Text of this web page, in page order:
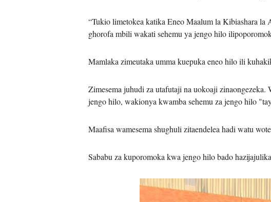
“Tukio limetokea katika Eneo Maalum la Kibiashara
ghorofa mbili wakati sehemu ya jengo hilo
Mamlaka zimeutaka umma kuepuka eneo hilo ili
Zimesema juhudi za utafutaji na uokoaji
jengo hilo, wakionya kwamba sehemu za jengo hilo
Maafisa wamesema shughuli zitaendelea hadi watu
Sababu za kuporomoka kwa jengo hilo bado